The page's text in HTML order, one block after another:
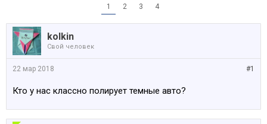
1 2 3 4
kolkin
Свой человек
#1
22 мар 2018
Кто у нас классно полирует темные авто?